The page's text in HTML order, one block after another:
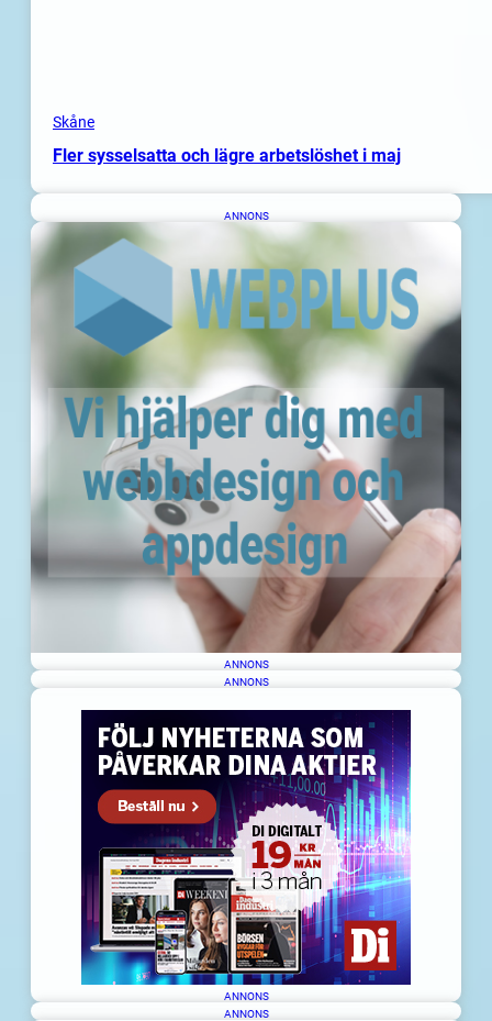
Skåne
Fler sysselsatta och lägre arbetslöshet i maj
ANNONS
ANNONS
ANNONS
ANNONS
ANNONS